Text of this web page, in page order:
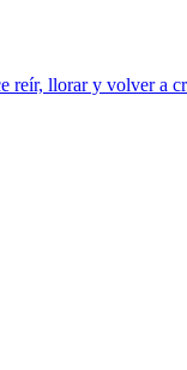
reír, llorar y volver a